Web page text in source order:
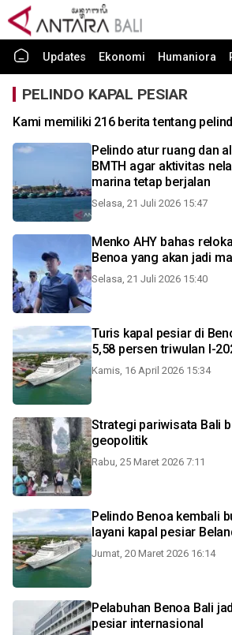
Updates Ekonomi Humaniora
PELINDO KAPAL PESIAR
Kami memiliki 216 berita tentang
Pelindo atur ruang dan
BMTH agar aktivitas
marina tetap berjalan
Selasa, 21 Juli 2026 15:47
Menko AHY bahas
Benoa yang akan jadi
Selasa, 21 Juli 2026 15:40
Turis kapal pesiar di
5,58 persen triwulan I-
Kamis, 16 April 2026 15:34
Strategi pariwisata Bali
geopolitik
Rabu, 25 Maret 2026 7:11
Pelindo Benoa kembali
layani kapal pesiar
Jumat, 20 Maret 2026 16:14
Pelabuhan Benoa Bali
pesiar internasional